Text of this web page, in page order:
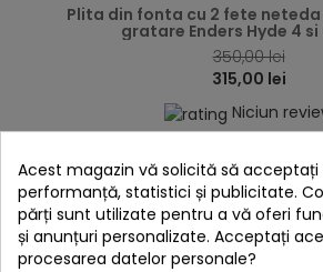
Plita din fonta cu 2 fete
gratare Enders Hyde 4 si
350,00 lei
315,00 lei
Niciun
Adaugă în Coș
Acest magazin vă solicită să
performanță, statistici și publicitate.
părți sunt utilizate pentru a vă oferi
și anunțuri personalizate. Acceptați
procesarea datelor personale?